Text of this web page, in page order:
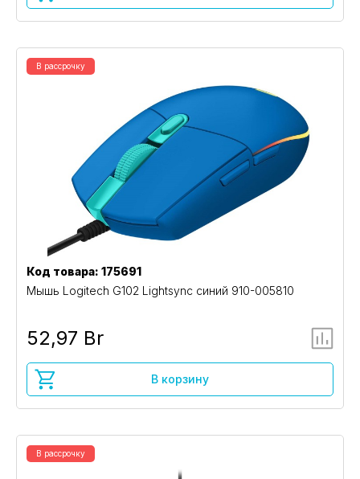
В рассрочку
Код товара: 175691
Мышь Logitech G102 Lightsync синий 910-005810
52,97 Br
В корзину
В рассрочку